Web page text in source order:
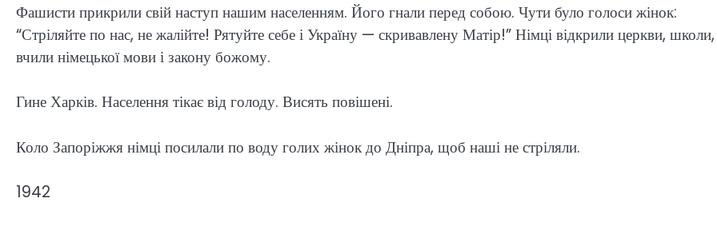
Фашисти прикрили свій наступ нашим населенням. Його гнали перед собою. Чути було голоси жінок:
“Стріляйте по нас, не жалійте! Рятуйте себе і Україну — скривавлену Матір!” Німці відкрили церкви,
вчили німецької мови і закону божому.
Гине Харків. Населення тікає від голоду. Висять повішені.
Коло Запоріжжя німці посилали по воду голих жінок до Дніпра, щоб наші не стріляли.
1942